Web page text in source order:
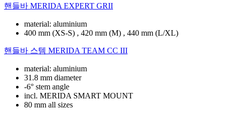
핸들바 MERIDA EXPERT GRII
material: aluminium
400 mm (XS-S) , 420 mm (M) , 440 mm (L/XL)
핸들바 스템 MERIDA TEAM CC III
material: aluminium
31.8 mm diameter
-6° stem angle
incl. MERIDA SMART MOUNT
80 mm all sizes